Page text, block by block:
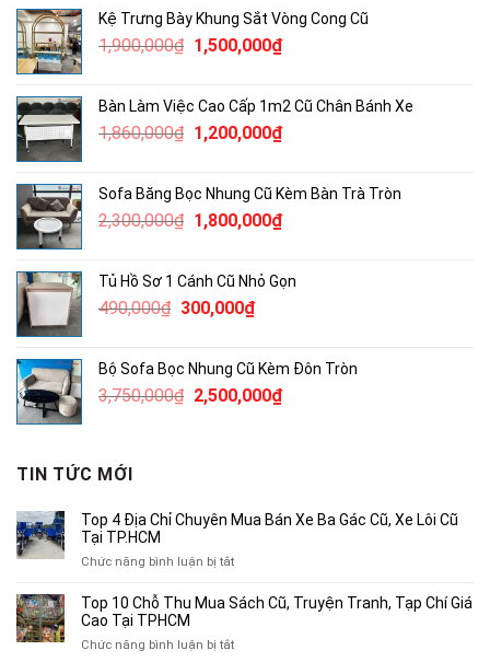
680,000₫.là:
400,000₫.
Kệ Trưng Bày Khung Sắt Vòng Cong Cũ
1,900,000₫ Giá
1,900,000₫.
1,500,000₫Giá
là:
1,500,000₫.
Bàn Làm Việc Cao Cấp 1m2 Cũ Chân Bánh Xe
1,860,000₫ Giá
1,860,000₫.
1,200,000₫Giá
là:
1,200,000₫.
Sofa Băng Bọc Nhung Cũ Kèm Bàn Trà Tròn
2,300,000₫ Giá
2,300,000₫.
1,800,000₫Giá
là:
Tủ Hồ Sơ 1 Cánh Cũ Nhỏ Gọn
490,000₫ Giá
490,000₫.
300,000₫Giá
là:
300,000₫.
Bộ Sofa Bọc Nhung Cũ Kèm Đôn Tròn
3,750,000₫ Giá
2,500,000₫Giá
TIN TỨC MỚI
Top 4 Địa Chỉ Chuyên Mua Bán Xe Ba Gác Cũ, Xe Lôi Cũ
Tại TP.HCM
Chức năng bình luận bị tắtở
4
Chuyên
Top 10 Chỗ Thu Mua Sách Cũ, Truyện Tranh, Tạp Chí Giá
Cao Tại TPHCM
Chức năng bình luận bị tắtở